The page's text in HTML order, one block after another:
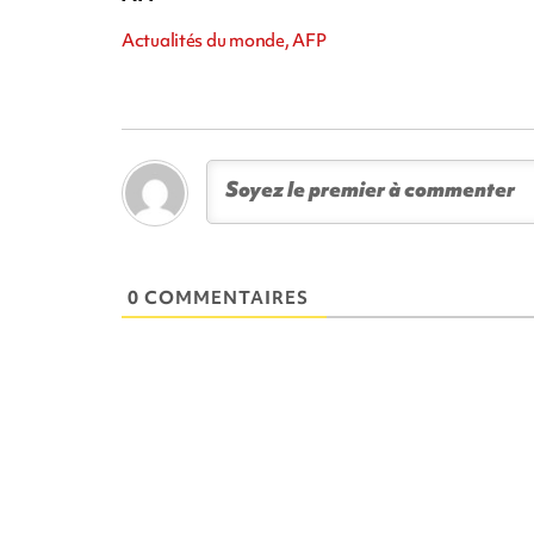
Actualités du monde, AFP
0 COMMENTAIRES